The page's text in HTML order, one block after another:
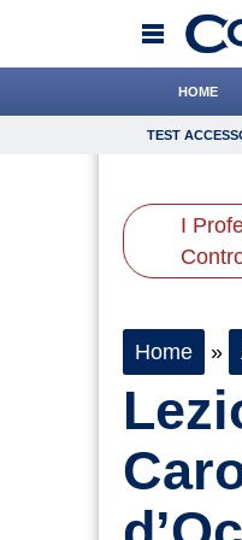
HOME
TEST
Scienze
TEST
I
Home »